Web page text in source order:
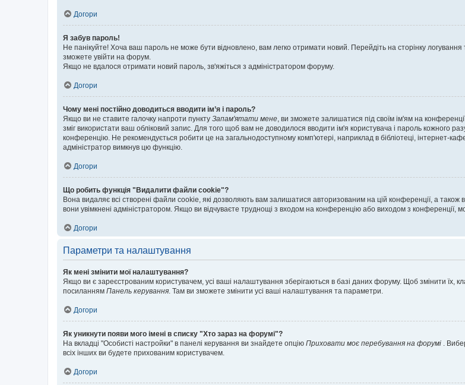
Догори
Я забув пароль!
Не панікуйте! Хоча ваш пароль не може бути відновлено, вам легко отримати новий. Перейдіть на сторінку логування
зможете увійти на форум.
Якщо не вдалося отримати новий пароль, зв'яжіться з адміністратором форуму.
Догори
Чому мені постійно доводиться вводити ім’я і пароль?
Якщо ви не ставите галочку напроти пункту Запам'ятати мене , ви зможете залишатися під своїм ім'ям на
зміг використати ваш обліковий запис. Для того щоб вам не доводилося вводити ім'я користувача і пароль кожного
конференцію. Не рекомендується робити це на загальнодоступному комп'ютері, наприклад в бібліотеці, інтернет-
адміністратор вимкнув цю функцію.
Догори
Що робить функція "Видалити файли cookie"?
Вона видаляє всі створені файли cookie, які дозволяють вам залишатися авторизованим на цій конференції, а також
вони увімкнені адміністратором. Якщо ви відчуваєте труднощі з входом на конференцію або виходом з конференції,
Догори
Параметри та налаштування
Як мені змінити мої налаштування?
Якщо ви є зареєстрованим користувачем, усі ваші налаштування зберігаються в базі даних форуму. Щоб змінити їх,
посиланням Панель керування . Там ви зможете змінити усі ваші налаштування та параметри.
Догори
Як уникнути появи мого імені в списку "Хто зараз на форумі"?
На вкладці "Особисті настройки" в панелі керування ви знайдете опцію Приховати моє перебування на форумі .
всіх інших ви будете прихованим користувачем.
Догори